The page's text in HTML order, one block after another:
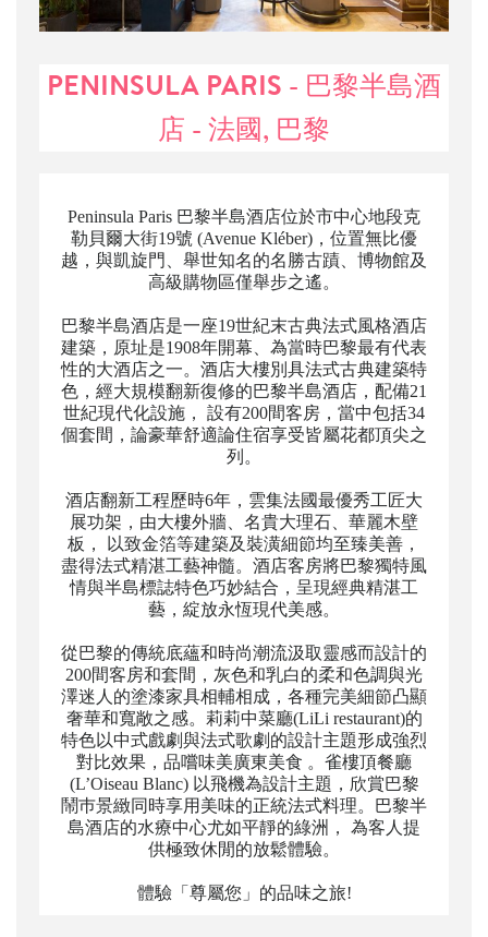
PENINSULA PARIS - 巴黎半島酒
店 - 法國, 巴黎
Peninsula Paris 巴黎半島酒店位於市中心地段克
勒貝爾大街19號 (Avenue Kléber)，位置無比優
越，與凱旋門、舉世知名的名勝古蹟、博物館及
高級購物區僅舉步之遙。
巴黎半島酒店是一座19世紀末古典法式風格酒店
建築，原址是1908年開幕、為當時巴黎最有代表
性的大酒店之一。酒店大樓別具法式古典建築特
色，經大規模翻新復修的巴黎半島酒店，配備21
世紀現代化設施， 設有200間客房，當中包括34
個套間，論豪華舒適論住宿享受皆屬花都頂尖之
列。
酒店翻新工程歷時6年，雲集法國最優秀工匠大
展功架，由大樓外牆、名貴大理石、華麗木壁
板， 以致金箔等建築及裝潢細節均至臻美善，
盡得法式精湛工藝神髓。酒店客房將巴黎獨特風
情與半島標誌特色巧妙結合，呈現經典精湛工
藝，綻放永恆現代美感。
從巴黎的傳統底蘊和時尚潮流汲取靈感而設計的
200間客房和套間，灰色和乳白的柔和色調與光
澤迷人的塗漆家具相輔相成，各種完美細節凸顯
奢華和寬敞之感。莉莉中菜廳(LiLi restaurant)的
特色以中式戲劇與法式歌劇的設計主題形成強烈
對比效果，品嚐味美廣東美食 。雀樓頂餐廳
(L’Oiseau Blanc) 以飛機為設計主題，欣賞巴黎
鬧巿景緻同時享用美味的正統法式料理。巴黎半
島酒店的水療中心尤如平靜的綠洲， 為客人提
供極致休閒的放鬆體驗。
體驗「尊屬您」的品味之旅!